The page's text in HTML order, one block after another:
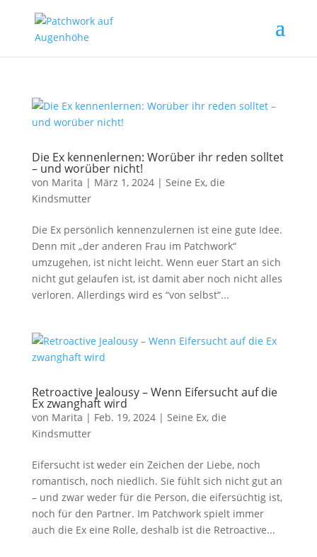
Die Ex kennenlernen: Worüber ihr reden solltet
– und worüber nicht!
von Marita | März 1, 2024| Seine Ex, die
Kindsmutter
Die Ex persönlich kennenzulernen ist eine gute Idee.
Denn mit „der anderen Frau im Patchwork“
umzugehen, ist nicht leicht. Wenn euer Start an sich
nicht gut gelaufen ist, ist damit aber noch nicht alles
verloren. Allerdings wird es “von selbst“...
Retroactive Jealousy – Wenn Eifersucht auf die
Ex zwanghaft wird
von Marita | Feb. 19, 2024| Seine Ex, die
Kindsmutter
Eifersucht ist weder ein Zeichen der Liebe, noch
romantisch, noch niedlich. Sie fühlt sich nicht gut an
– und zwar weder für die Person, die eifersüchtig ist,
noch für den Partner. Im Patchwork spielt immer
auch die Ex eine Rolle, deshalb ist die Retroactive...